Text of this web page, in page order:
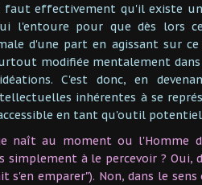
effectivement qu'il existe
l'entoure pour que dès lors
d'une part en agissant sur
modifiée mentalement
C'est donc, en
inhérentes à se
en tant qu'outil
naît au moment ou l'Homme
simplement à le percevoir ? Oui,
s'en emparer"). Non, dans le